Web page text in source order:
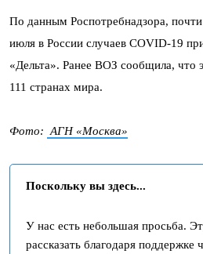
По данным Роспотребнадзора,
июля в России случаев COVID-19
«Дельта». Ранее ВОЗ сообщила, что
111 странах мира.
Фото: АГН «Москва»
Поскольку вы здесь...
У нас есть небольшая просьба.
рассказать благодаря поддержке